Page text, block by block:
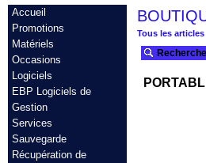
Accueil
Promotions
Matériels
Occasions
Logiciels
EBP Logiciels de
Gestion
Services
Sauvegarde
Récupération de
Tous les articles